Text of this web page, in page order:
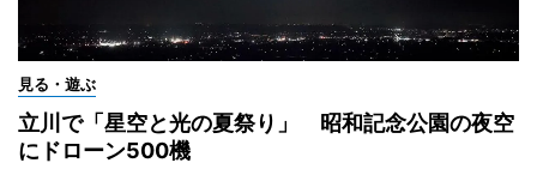
見る・遊ぶ
立川で「星空と光の夏祭り」 昭和記念公園の夜空
にドローン500機